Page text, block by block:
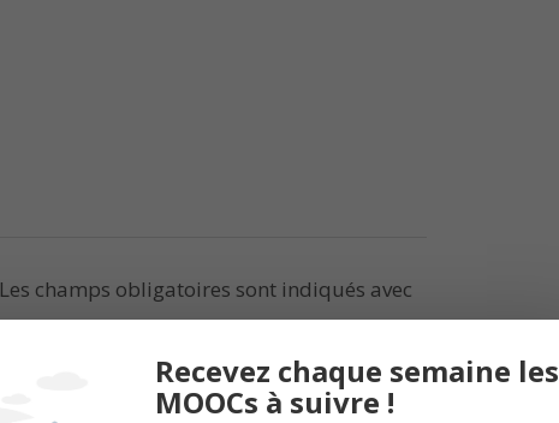
Les champs obligatoires sont indiqués avec
Recevez chaque semaine les
MOOCs à suivre !